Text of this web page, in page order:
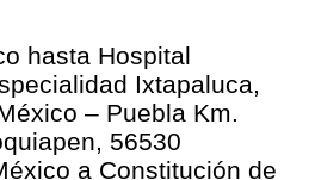
hasta Hospital
Ixtapaluca,
– Puebla Km.
56530
a Constitución de